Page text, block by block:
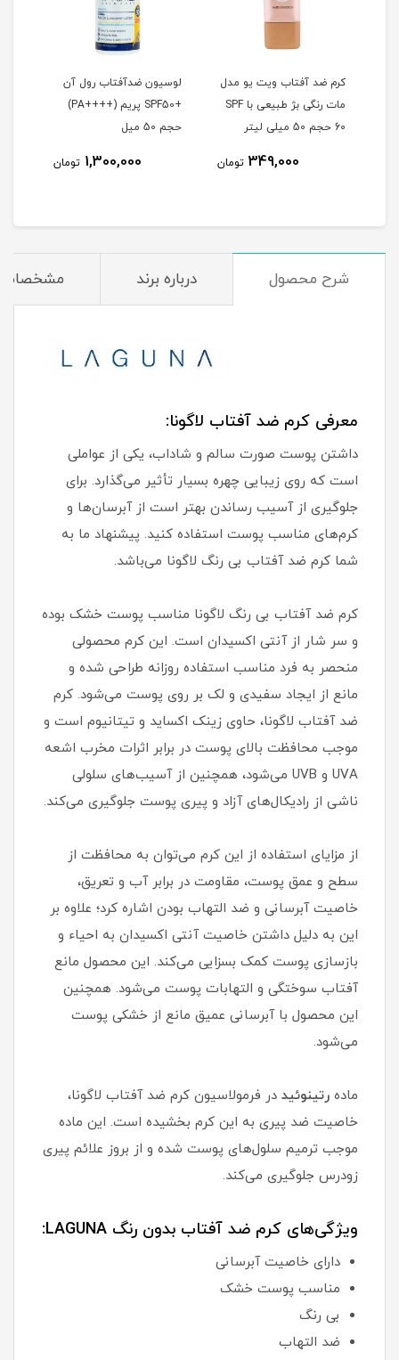
کرم ضد آفتاب ویت یو مدل
مات رنگی بژ طبیعی با SPF
60 حجم 50 میلی لیتر
349,000 تومان
لوسیون ضدآفتاب رول آن
+SPF50 پریم (++++PA)
حجم 50 میل
1,300,000 تومان
شرح محصول درباره برند مشخصات
معرفی کرم ضد آفتاب لاگونا:
داشتن پوست صورت سالم و شاداب، یکی از عواملی
است که روی زیبایی چهره بسیار تأثیر می‌گذارد. برای
جلوگیری از آسیب رساندن بهتر است از آبرسان‌ها و
کرم‌های مناسب پوست استفاده کنید. پیشنهاد ما به
شما کرم ضد آفتاب بی رنگ لاگونا می‌باشد.
کرم ضد آفتاب بی رنگ لاگونا مناسب پوست خشک بوده
و سر شار از آنتی اکسیدان است. این کرم محصولی
منحصر به‌ فرد مناسب استفاده روزانه طراحی شده و
مانع از ایجاد سفیدی و لک بر روی پوست می‌شود. کرم
ضد آفتاب لاگونا، حاوی زینک اکساید و تیتانیوم است و
موجب محافظت بالای پوست در برابر اثرات مخرب اشعه
UVA و UVB می‌شود، همچنین از آسیب‌های سلولی
ناشی از رادیکال‌های آزاد و پیری پوست جلوگیری می‌کند.
از مزایای استفاده از این کرم می‌توان به محافظت از
سطح و عمق پوست، مقاومت در برابر آب و تعریق،
خاصیت آبرسانی و ضد التهاب بودن اشاره کرد؛ علاوه بر
این به دلیل داشتن خاصیت آنتی اکسیدان به احیاء و
بازسازی پوست کمک بسزایی می‌کند. این محصول مانع
آفتاب سوختگی و التهابات پوست می‌شود. همچنین
این محصول با آبرسانی عمیق مانع از خشکی پوست
می‌شود.
ماده رتینوئید در فرمولاسیون کرم ضد آفتاب لاگونا،
خاصیت ضد پیری به این کرم بخشیده است. این ماده
موجب ترمیم سلول‌های پوست شده و از بروز علائم پیری
زودرس جلوگیری می‌کند.
ویژگی‌های کرم ضد آفتاب بدون رنگ LAGUNA:
دارای خاصیت آبرسانی
مناسب پوست خشک
بی رنگ
ضد التهاب